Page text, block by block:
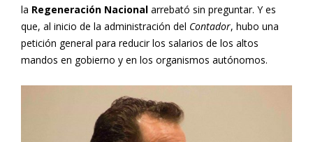
la Regeneración Nacional arrebató sin preguntar. Y es
que, al inicio de la administración del Contador, hubo una
petición general para reducir los salarios de los altos
mandos en gobierno y en los organismos autónomos.